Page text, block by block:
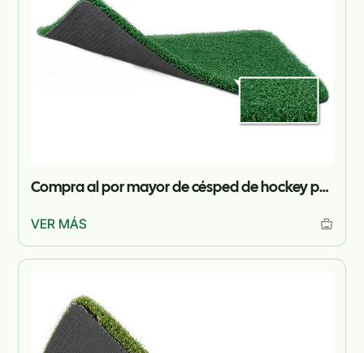
Compra al por mayor de césped de hockey para proyectos
VER MÁS